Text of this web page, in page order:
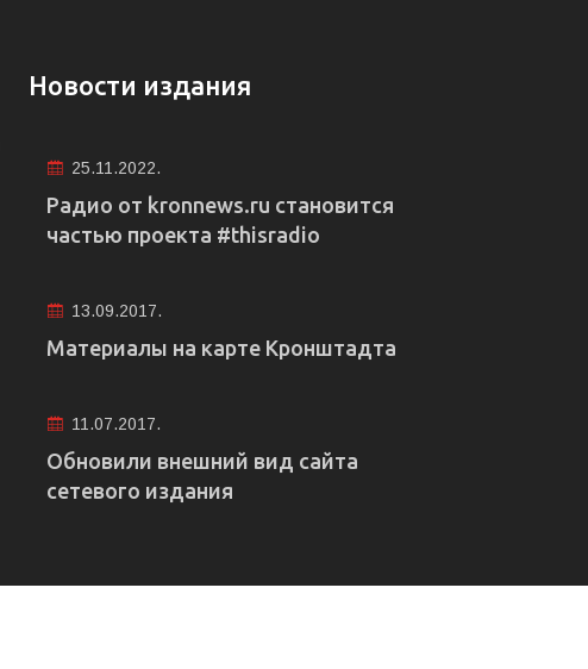
Новости издания
25.11.2022.
Радио от kronnews.ru становится
частью проекта #thisradio
13.09.2017.
Материалы на карте Кронштадта
11.07.2017.
Обновили внешний вид сайта
сетевого издания